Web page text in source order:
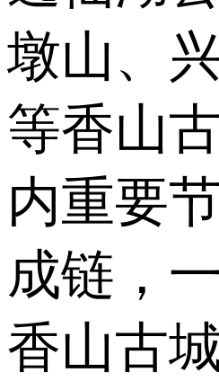
墩山、
等香山
内重要
成链，
香山古